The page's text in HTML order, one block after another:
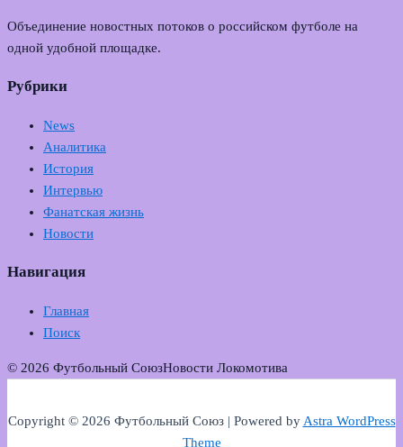
Объединение новостных потоков о российском футболе на
одной удобной площадке.
Рубрики
News
Аналитика
История
Интервью
Фанатская жизнь
Новости
Навигация
Главная
Поиск
© 2026 Футбольный СоюзНовости Локомотива
Copyright © 2026 Футбольный Союз | Powered byAstra WordPress
Theme